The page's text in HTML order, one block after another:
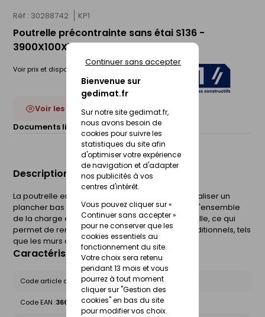
Bienvenue sur
gedimat.fr
Sur notre site gedimat.fr,
nous avons besoin de
cookies pour suivre les
statistiques du site afin
d'optimiser votre expérience
de navigation et d'adapter
nos publicités à vos
centres d'intérêt.
Vous pouvez cliquer sur «
Continuer sans accepter »
pour ne conserver que les
cookies essentiels au
fonctionnement du site.
Votre choix sera retenu
pendant 13 mois et vous
pourrez à tout moment
cliquer sur "Gestion des
cookies" en bas du site
pour modifier vos choix.
Continuer sans accepter
Réf : 30288742 KP1
Poutrelle précontrainte sans étai S136 -
3900X100X130mm
Voir prix et disponibilité en magasin
Voir les 13 déclinaisons
Documents liés :
Fiche technique
Description du produit
La poutrelle en béton précontraint permet de réaliser un
plancher bas 13+4 sans étais sur vide sanitaire. L'ensemble
de la charge est réparti sur les appuis de poutrelle, ce qui
permet de remplacer les éléments porteurs traditionnels, tels
que les murs de refend.
Caractéristiques du produit
Code article chez le fournisseur :27475
Code EAN :3660073274752